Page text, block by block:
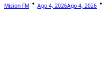
Mision FM Ago 4, 2026Ago 4, 2026